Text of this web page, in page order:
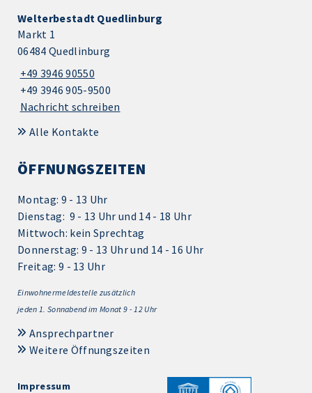
Welterbestadt Quedlinburg
Markt 1
06484 Quedlinburg
+49 3946 90550
+49 3946 905-9500
Nachricht schreiben
Alle Kontakte
ÖFFNUNGSZEITEN
Montag: 9 - 13 Uhr
Dienstag: 9 - 13 Uhr und 14 - 18 Uhr
Mittwoch: kein Sprechtag
Donnerstag: 9 - 13 Uhr und 14 - 16 Uhr
Freitag: 9 - 13 Uhr
Einwohnermeldestelle zusätzlich
jeden 1. Sonnabend im Monat 9 - 12 Uhr
Ansprechpartner
Weitere Öffnungszeiten
Impressum